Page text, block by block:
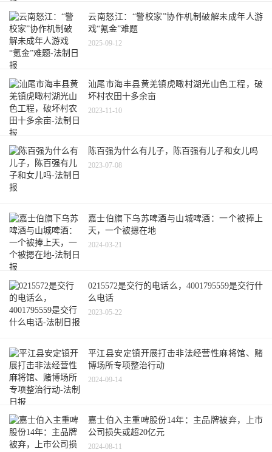
云南怒江：“警校家”协作机制破解未成年人游
戏“氪金”难题
2025-09-12
汕尾市海丰县黄羌镇虎噉村湖光山色工程，破
坏村农田十多余亩
2023-11-10
陈百强为什么有儿子，陈百强有儿子和女儿吗
2023-07-08
嘉士伯旗下乌苏啤酒与山城啤酒：一个被捧上
天，一个被摁在地
2024-03-21
0215572是交行的电话么，4001795559是交行什
么电话
2023-05-22
平江县安定镇开展打击非法经营性麻将馆、赌
博场所专项整治行动
2024-09-14
嘉士伯入主重啤股份14年：主品牌被弃，上市
公司损失或超20亿元
2024-08-11